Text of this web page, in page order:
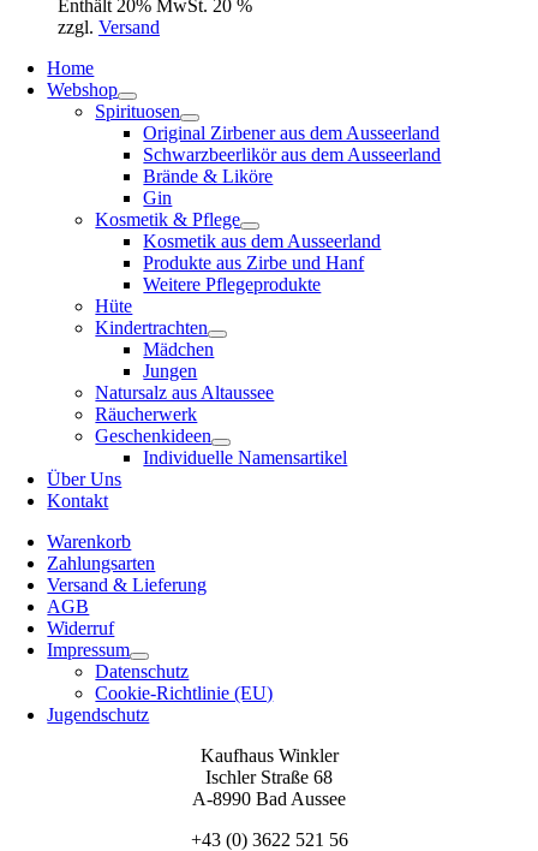
Enthält 20% MwSt. 20 %
zzgl. Versand
Home
Webshop
Spirituosen
Original Zirbener aus dem Ausseerland
Schwarzbeerlikör aus dem Ausseerland
Brände & Liköre
Gin
Kosmetik & Pflege
Kosmetik aus dem Ausseerland
Produkte aus Zirbe und Hanf
Weitere Pflegeprodukte
Hüte
Kindertrachten
Mädchen
Jungen
Natursalz aus Altaussee
Räucherwerk
Geschenkideen
Individuelle Namensartikel
Über Uns
Kontakt
Warenkorb
Zahlungsarten
Versand & Lieferung
AGB
Widerruf
Impressum
Datenschutz
Cookie-Richtlinie (EU)
Jugendschutz
Kaufhaus Winkler
Ischler Straße 68
A-8990 Bad Aussee
+43 (0) 3622 521 56